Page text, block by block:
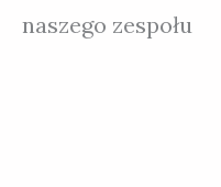
naszego zespołu